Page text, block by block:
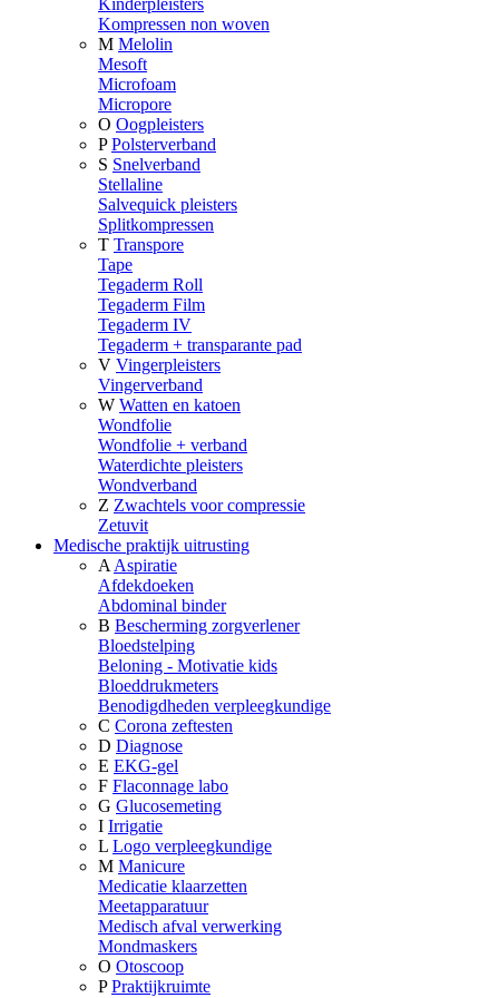
Kinderpleisters
Kompressen non woven
M Melolin
Mesoft
Microfoam
Micropore
O Oogpleisters
P Polsterverband
S Snelverband
Stellaline
Salvequick pleisters
Splitkompressen
T Transpore
Tape
Tegaderm Roll
Tegaderm Film
Tegaderm IV
Tegaderm + transparante pad
V Vingerpleisters
Vingerverband
W Watten en katoen
Wondfolie
Wondfolie + verband
Waterdichte pleisters
Wondverband
Z Zwachtels voor compressie
Zetuvit
Medische praktijk uitrusting
A Aspiratie
Afdekdoeken
Abdominal binder
B Bescherming zorgverlener
Bloedstelping
Beloning - Motivatie kids
Bloeddrukmeters
Benodigdheden verpleegkundige
C Corona zeftesten
D Diagnose
E EKG-gel
F Flaconnage labo
G Glucosemeting
I Irrigatie
L Logo verpleegkundige
M Manicure
Medicatie klaarzetten
Meetapparatuur
Medisch afval verwerking
Mondmaskers
O Otoscoop
P Praktijkruimte